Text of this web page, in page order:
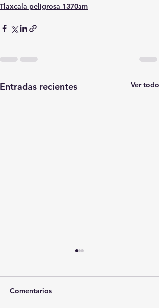
Tlaxcala peligrosa 1370am
Entradas recientes Ver todo
Comentarios